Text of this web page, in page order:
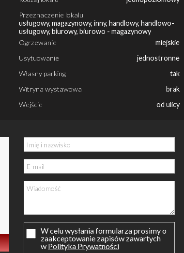
Przeznaczenie lokalu
usługowy, magazynowy, inny, handlowy, handlowo-
usługowy, biurowy, biurowo - magazynowy
Ogrzewanie
miejskie
Usytuowanie
jednostronne
Własny parking
tak
Witryna wystawowa
brak
Wejście
od ulicy
W celu wysłania formularza prosimy o
zaakceptowanie zapisów zawartych
w Polityka Prywatności